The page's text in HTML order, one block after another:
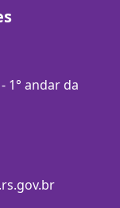
1° andar da